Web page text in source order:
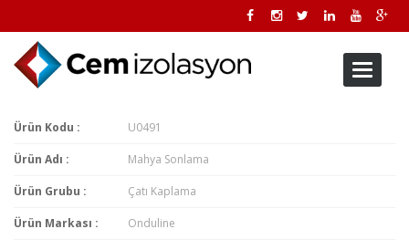
Toggle
Ürün Kodu : U0491
Ürün Adı : Mahya Sonlama
Ürün Grubu : Çatı Kaplama
Ürün Markası : Onduline